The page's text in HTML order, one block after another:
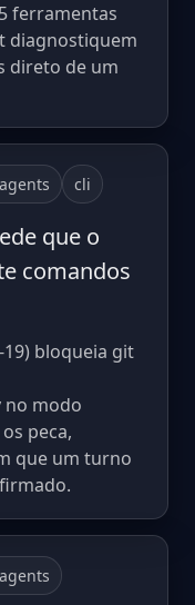
ferramentas
diagnostiquem
direto de um
cli
que o
comandos
19) bloqueia git
modo
peca,
que um turno